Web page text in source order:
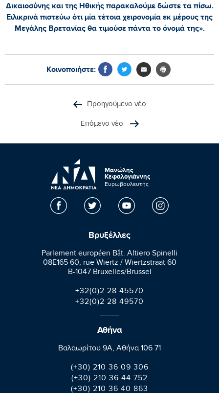
Δικαιοσύνης και της Ηθικής παρακαλούμε δώστε τα πίσω.
Ειλικρινά πιστεύω ότι μία τέτοια χειρονομία εκ μέρους της
Μεγάλης Βρετανίας θα τιμούσε πάντα το όνομά της».
Κοινοποιήστε:
Προηγούμενο νέο
Επόμενο νέο
Μανώλης
Κεφαλογιάννης
Ευρωβουλευτής
Βρυξέλλες
Parlement européen Bât. Altiero Spinelli
08E165 60, rue Wiertz / Wiertzstraat 60
B-1047 Bruxelles/Brussel
+32(0)2 28 45570
+32(0)2 28 49570
Αθήνα
Βαλαωρίτου 9A, Aθήνα 106 71
(+30) 210 36 09 306
(+30) 210 36 44 752
(+30) 210 36 40 863